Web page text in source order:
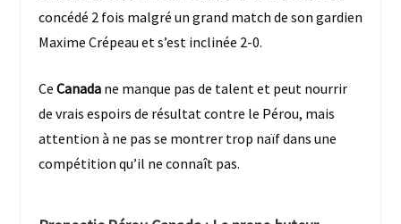
concédé 2 fois malgré un grand match de son gardien
Maxime Crépeau et s’est inclinée 2-0.
Ce Canada ne manque pas de talent et peut nourrir
de vrais espoirs de résultat contre le Pérou, mais
attention à ne pas se montrer trop naïf dans une
compétition qu’il ne connaît pas.